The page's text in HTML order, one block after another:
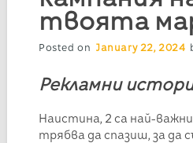
твоята
Posted on January 22, 2024
Рекламни
Наистина, 2 са най-
трябва да спазиш, за да